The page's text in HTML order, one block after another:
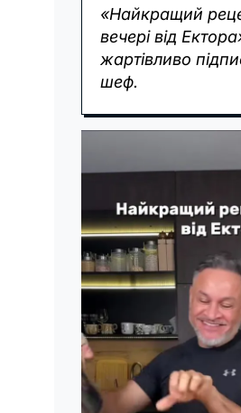
«Найкращий
вечері від
жартівливо
шеф.